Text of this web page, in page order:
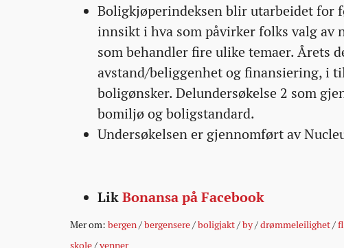
Boligkjøperindeksen blir utarbeidet for
innsikt i hva som påvirker folks valg av
som behandler fire ulike temaer. Årets
avstand/beliggenhet og finansiering, i
boligønsker. Delundersøkelse 2 som
bomiljø og boligstandard.
Undersøkelsen er gjennomført av
LikBonansa på Facebook
Mer om: bergen/bergensere/boligjakt/by/drømmeleilighet/
skole/venner